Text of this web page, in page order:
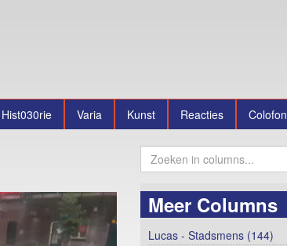
Hist030rie Varia Kunst Reacties Colofon
Meer Columns
Lucas - Stadsmens (144)